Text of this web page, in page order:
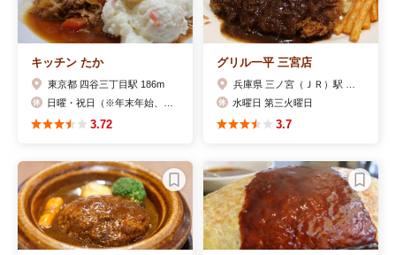
キッチン たか
東京都 四谷三丁目駅 186m
3.72
グリル一平 三宮店
水曜日 第三火曜日
3.7